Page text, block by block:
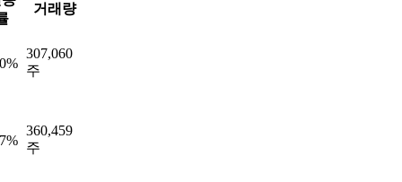
거래량
307,060
주
360,459
주